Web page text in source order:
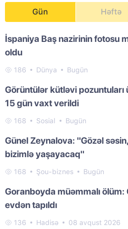
Gün Həftə
İspaniya Baş nazirinin fotosu
oldu
186 Dünya Bugün
Görüntülər kütləvi pozuntuları
15 gün vaxt verildi
168 Sosial Bugün
Günel Zeynalova: "Gözəl
bizimlə yaşayacaq"
168 Şou-biznes Bugün
Goranboyda müəmmalı ölüm:
evdən tapıldı
136 Hadisə 08 avqust 2026